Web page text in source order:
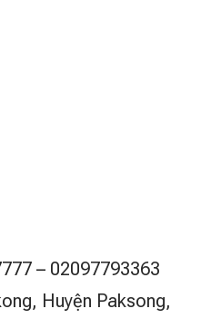
– 02097793363
Huyện Paksong,